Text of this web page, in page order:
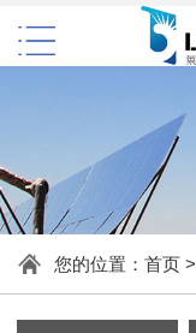
您的位置： 首页>